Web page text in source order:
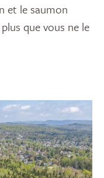
et le saumon
que vous ne le